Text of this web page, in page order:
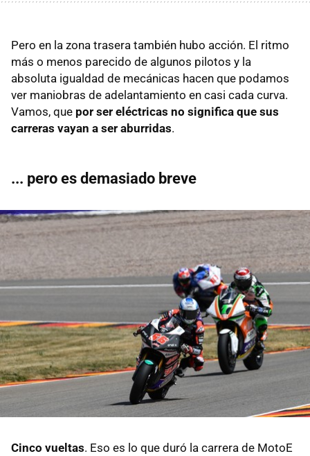
Pero en la zona trasera también hubo acción. El ritmo
más o menos parecido de algunos pilotos y la
absoluta igualdad de mecánicas hacen que podamos
ver maniobras de adelantamiento en casi cada curva.
Vamos, que por ser eléctricas no significa que sus
carreras vayan a ser aburridas.
... pero es demasiado breve
Cinco vueltas. Eso es lo que duró la carrera de MotoE